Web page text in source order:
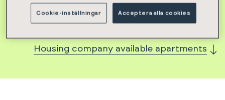
Housing company available apartments
Cookie-inställningar Acceptera alla cookies